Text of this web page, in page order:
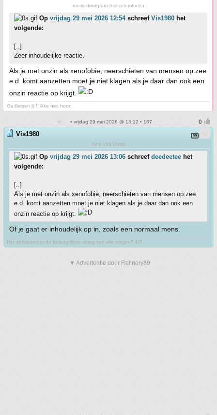
rustig doorgaan met ademhalen
Op vrijdag 29 mei 2026 12:54schreef Vis1980 het
volgende:
[..]
Zeer inhoudelijke reactie.
Als je met onzin als xenofobie, neerschieten van mensen op zee
e.d. komt aanzetten moet je niet klagen als je daar dan ook een
onzin reactie op krijgt.
Ga fietsen jij !! ikke niet hoor..
• vrijdag 29 mei 2026 @ 13:12 • 187
Vis1980
Veni Vidi Vissie
Op vrijdag 29 mei 2026 13:06 schreef deedeetee het
volgende:
[..]
Als je met onzin als xenofobie, neerschieten van mensen op zee
e.d. komt aanzetten moet je niet klagen als je daar dan ook een
onzin reactie op krijgt.
Of je gaat er inhoudelijk op in, zoals een normaal mens.
Het antwoord op de belangrijkste vraag van alle vragen? 42!
▼ Advertentie door Refinery89